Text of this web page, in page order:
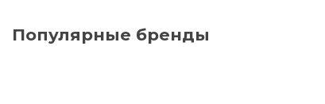
Популярные бренды